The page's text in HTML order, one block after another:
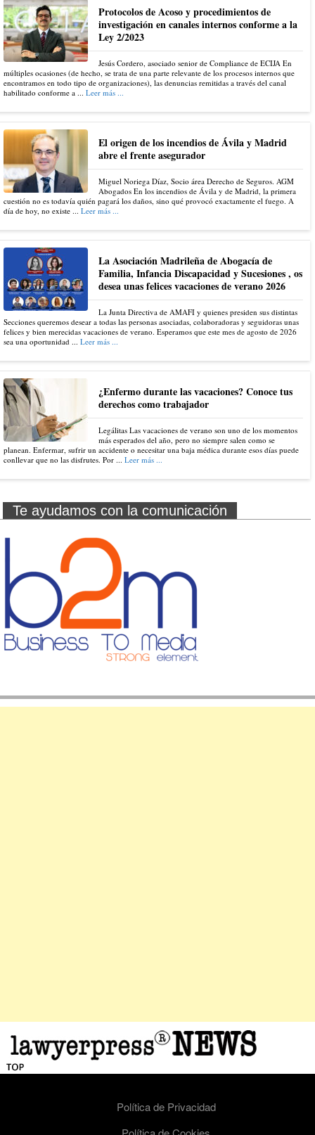
Protocolos de Acoso y procedimientos de
investigación en canales internos conforme a la
Ley 2/2023
Jesús Cordero, asociado senior de Compliance de ECIJA En
múltiples ocasiones (de hecho, se trata de una parte relevante de los procesos internos que
encontramos en todo tipo de organizaciones), las denuncias remitidas a través del canal
habilitado conforme a ... Leer más ...
El origen de los incendios de Ávila y Madrid
abre el frente asegurador
Miguel Noriega Díaz, Socio área Derecho de Seguros. AGM
Abogados En los incendios de Ávila y de Madrid, la primera
cuestión no es todavía quién pagará los daños, sino qué provocó exactamente el fuego. A
día de hoy, no existe ... Leer más ...
La Asociación Madrileña de Abogacía de
Familia, Infancia Discapacidad y Sucesiones , os
desea unas felices vacaciones de verano 2026
La Junta Directiva de AMAFI y quienes presiden sus distintas
Secciones queremos desear a todas las personas asociadas, colaboradoras y seguidoras unas
felices y bien merecidas vacaciones de verano. Esperamos que este mes de agosto de 2026
sea una oportunidad ... Leer más ...
¿Enfermo durante las vacaciones? Conoce tus
derechos como trabajador
Legálitas Las vacaciones de verano son uno de los momentos
más esperados del año, pero no siempre salen como se
planean. Enfermar, sufrir un accidente o necesitar una baja médica durante esos días puede
conllevar que no las disfrutes. Por ... Leer más ...
Te ayudamos con la comunicación
Política de Privacidad